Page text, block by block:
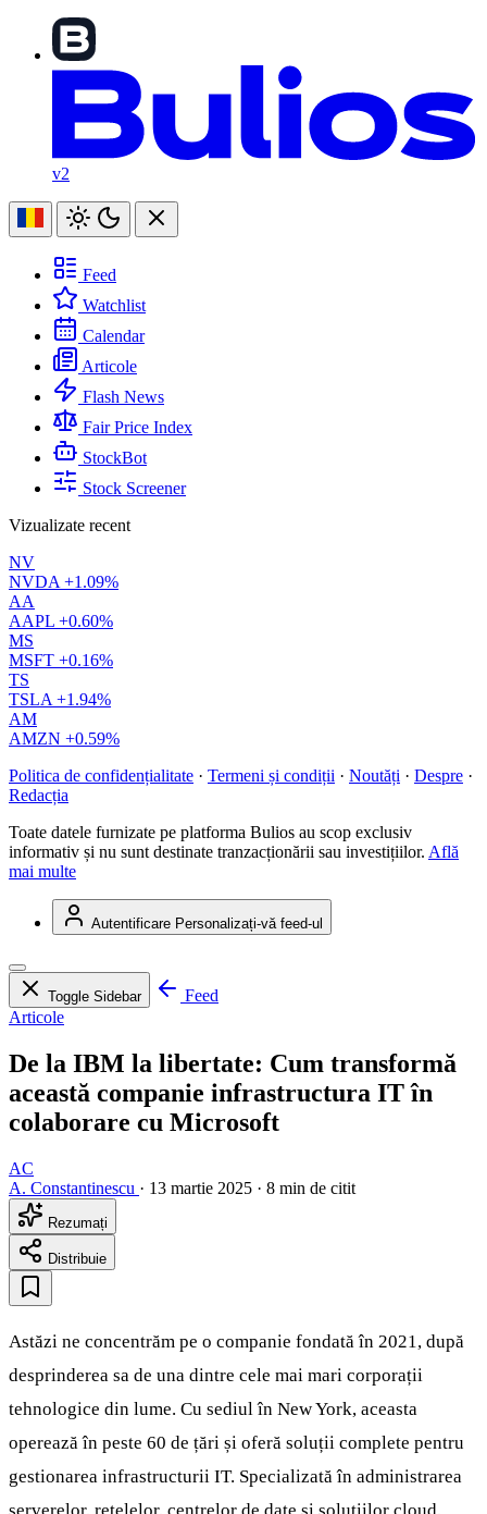
v2
Feed
Watchlist
Calendar
Articole
Flash News
Fair Price Index
StockBot
Stock Screener
Vizualizate recent
NV
NVDA +1.09%
AA
AAPL +0.60%
MS
MSFT +0.16%
TS
TSLA +1.94%
AM
AMZN +0.59%
Politica de confidențialitate · Termeni și condiții · Noutăți · Despre ·
Redacția
Toate datele furnizate pe platforma Bulios au scop exclusiv
informativ și nu sunt destinate tranzacționării sau investițiilor. Află
mai multe
Autentificare Personalizați-vă feed-ul
Toggle Sidebar
Feed
Articole
De la IBM la libertate: Cum transformă
această companie infrastructura IT în
colaborare cu Microsoft
AC
A. Constantinescu · 13 martie 2025 · 8 min de citit
Rezumați
Distribuie
Astăzi ne concentrăm pe o companie fondată în 2021, după
desprinderea sa de una dintre cele mai mari corporații
tehnologice din lume. Cu sediul în New York, aceasta
operează în peste 60 de țări și oferă soluții complete pentru
gestionarea infrastructurii IT. Specializată în administrarea